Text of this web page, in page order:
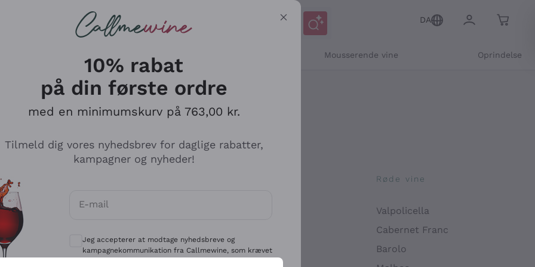
DA
Mousserende vine Oprindelse
Antinori
Ca' del Bosco
Gavi
Røde vine
Valpolicella
Cabernet Franc
Barolo
10% rabat
på din første ordre
med en minimumskurv på 763,00 kr.
Tilmeld dig vores nyhedsbrev for daglige rabatter,
kampagner og nyheder!
E-mail
Valgfrie samtykker for at modtage kommunikation og personlige tilbud
Jeg accepterer at modtage nyhedsbreve og
kampagnekommunikation fra Callmewine, som krævet